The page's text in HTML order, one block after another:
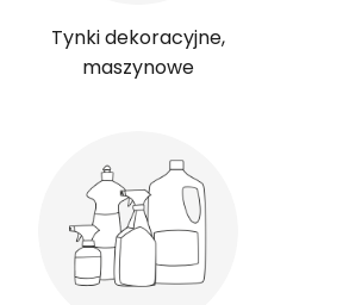
Tynki dekoracyjne,
maszynowe